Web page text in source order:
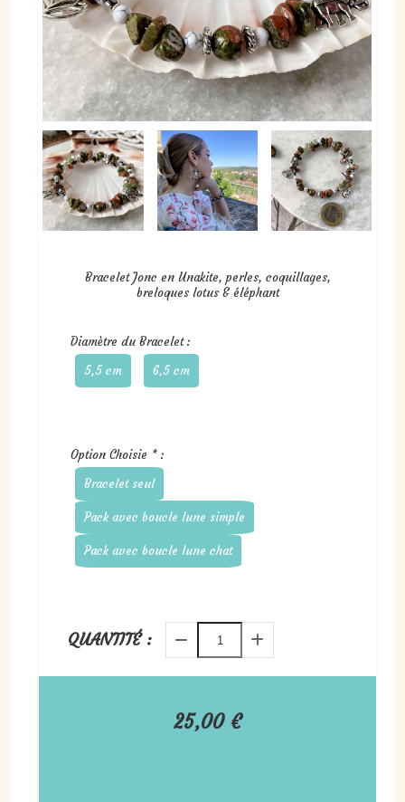
Bracelet Jonc en Unakite, perles, coquillages,
breloques lotus & éléphant
Diamètre du Bracelet :
5,5 cm
6,5 cm
Option Choisie * :
Bracelet seul
Pack avec boucle lune simple
Pack avec boucle lune chat
25,00€
QUANTITÉ :